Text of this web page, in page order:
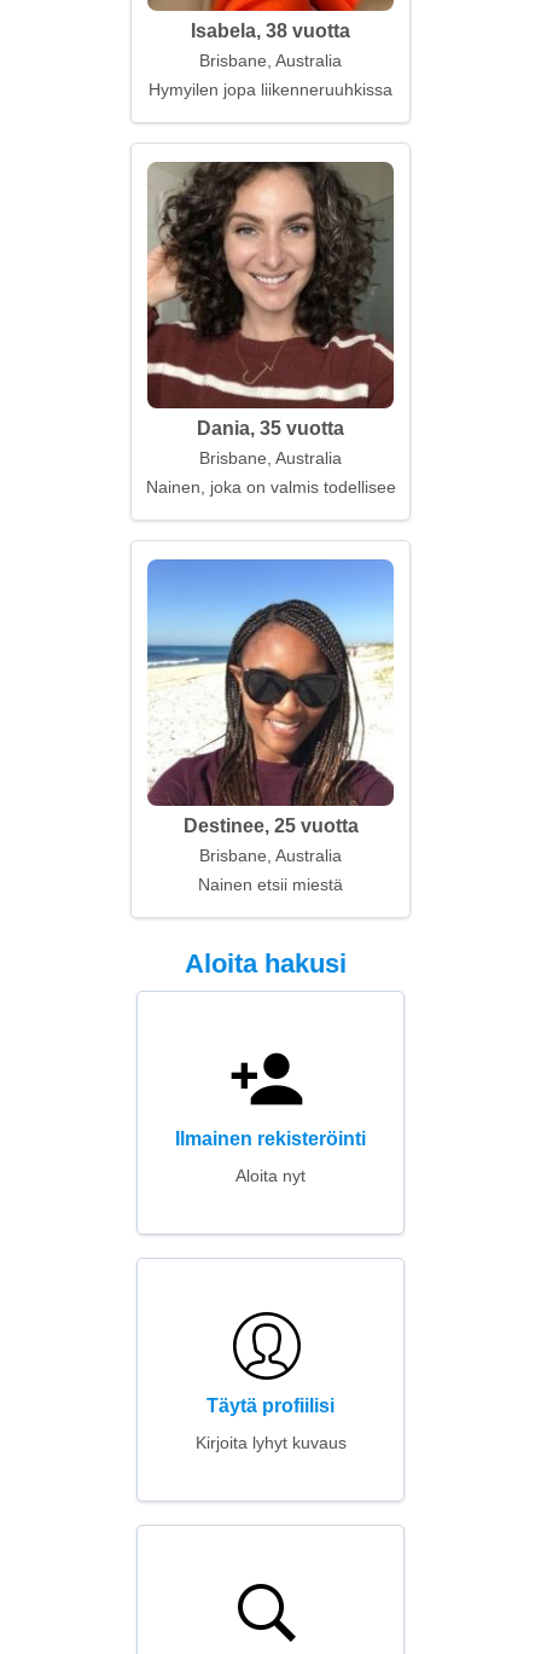
Isabela, 38 vuotta
Brisbane, Australia
Hymyilen jopa liikenneruuhkissa
Dania, 35 vuotta
Brisbane, Australia
Nainen, joka on valmis todelliseen onneen
Destinee, 25 vuotta
Brisbane, Australia
Nainen etsii miestä
Aloita hakusi
Ilmainen rekisteröinti
Aloita nyt
Täytä profiilisi
Kirjoita lyhyt kuvaus